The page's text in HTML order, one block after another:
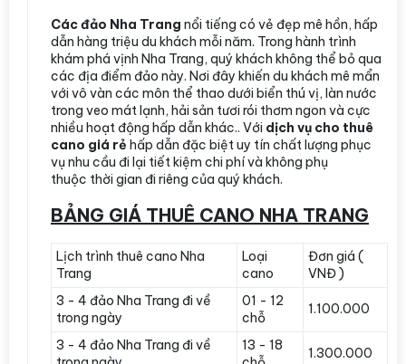
Các đảo Nha Trang nổi tiếng có vẻ đẹp mê hồn, hấp
dẫn hàng triệu du khách mỗi năm. Trong hành trình
khám phá vịnh Nha Trang, quý khách không thể bỏ qua
các địa điểm đảo này. Nơi đây khiến du khách mê mẩn
với vô vàn các môn thể thao dưới biển thú vị, làn nước
trong veo mát lạnh, hải sản tươi rói thơm ngon và cực
nhiều hoạt động hấp dẫn khác.. Với dịch vụ cho thuê
cano giá rẻ hấp dẫn đặc biệt uy tín chất lượng phục
vụ nhu cầu đi lại tiết kiệm chi phí và không phụ
thuộc thời gian đi riêng của quý khách.
BẢNG GIÁ THUÊ CANO NHA TRANG
Lịch trình thuê cano Nha
Trang
Loại
cano
Đơn giá (
VNĐ )
3 - 4 đảo Nha Trang đi về
trong ngày
01 - 12
chỗ
1.100.000
3 - 4 đảo Nha Trang đi về
13 - 18
1.300.000